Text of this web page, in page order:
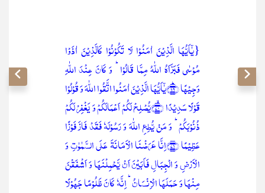
{یٰۤاَیُّہَا الَّذِیۡنَ اٰمَنُوۡا لَا تَکُوۡنُوۡا کَالَّذِیۡنَ اٰذَوۡا
مُوۡسٰی فَبَرَّاَہُ اللّٰہُ مِمَّا قَالُوۡا ؕ وَ کَانَ عِنۡدَ اللّٰہِ
وَجِیۡہًا ﴿ؕ۶۹﴾یٰۤاَیُّہَا الَّذِیۡنَ اٰمَنُوا اتَّقُوا اللّٰہَ وَ قُوۡلُوۡا
قَوۡلًا سَدِیۡدًا ﴿ۙ۷۰﴾یُّصۡلِحۡ لَکُمۡ اَعۡمَالَکُمۡ وَ یَغۡفِرۡ لَکُمۡ
ذُنُوۡبَکُمۡ ؕ وَ مَنۡ یُّطِعِ اللّٰہَ وَ رَسُوۡلَہٗ فَقَدۡ فَازَ فَوۡزًا
عَظِیۡمًا ﴿۷۱﴾اِنَّا عَرَضۡنَا الۡاَمَانَۃَ عَلَی السَّمٰوٰتِ وَ
الۡاَرۡضِ وَ الۡجِبَالِ فَاَبَیۡنَ اَنۡ یَّحۡمِلۡنَہَا وَ اَشۡفَقۡنَ
مِنۡہَا وَ حَمَلَہَا الۡاِنۡسَانُ ؕ اِنَّہٗ کَانَ ظَلُوۡمًا جَہُوۡلًا